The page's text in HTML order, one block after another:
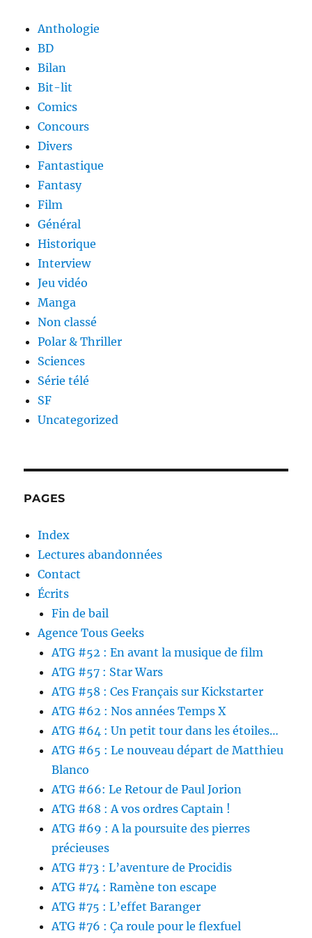
Anthologie
BD
Bilan
Bit-lit
Comics
Concours
Divers
Fantastique
Fantasy
Film
Général
Historique
Interview
Jeu vidéo
Manga
Non classé
Polar & Thriller
Sciences
Série télé
SF
Uncategorized
PAGES
Index
Lectures abandonnées
Contact
Écrits
Fin de bail
Agence Tous Geeks
ATG #52 : En avant la musique de film
ATG #57 : Star Wars
ATG #58 : Ces Français sur Kickstarter
ATG #62 : Nos années Temps X
ATG #64 : Un petit tour dans les étoiles…
ATG #65 : Le nouveau départ de Matthieu
Blanco
ATG #66: Le Retour de Paul Jorion
ATG #68 : A vos ordres Captain !
ATG #69 : A la poursuite des pierres
précieuses
ATG #73 : L’aventure de Procidis
ATG #74 : Ramène ton escape
ATG #75 : L’effet Baranger
ATG #76 : Ça roule pour le flexfuel